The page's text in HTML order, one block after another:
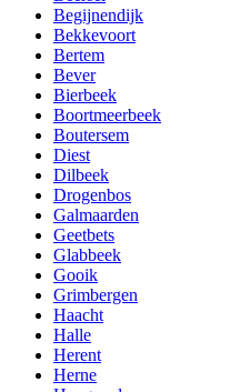
Begijnendijk
Bekkevoort
Bertem
Bever
Bierbeek
Boortmeerbeek
Boutersem
Diest
Dilbeek
Drogenbos
Galmaarden
Geetbets
Glabbeek
Gooik
Grimbergen
Haacht
Halle
Herent
Herne